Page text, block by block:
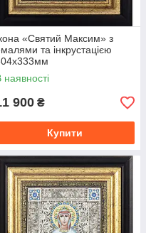
«Святий Максим» з
та інкрустацією
наявності
900 ₴
Купити